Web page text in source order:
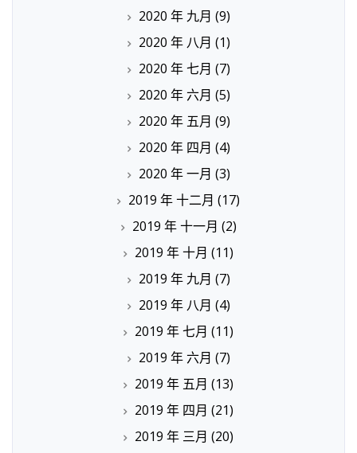
2020 年 九月 (9)
2020 年 八月 (1)
2020 年 七月 (7)
2020 年 六月 (5)
2020 年 五月 (9)
2020 年 四月 (4)
2020 年 一月 (3)
2019 年 十二月 (17)
2019 年 十一月 (2)
2019 年 十月 (11)
2019 年 九月 (7)
2019 年 八月 (4)
2019 年 七月 (11)
2019 年 六月 (7)
2019 年 五月 (13)
2019 年 四月 (21)
2019 年 三月 (20)